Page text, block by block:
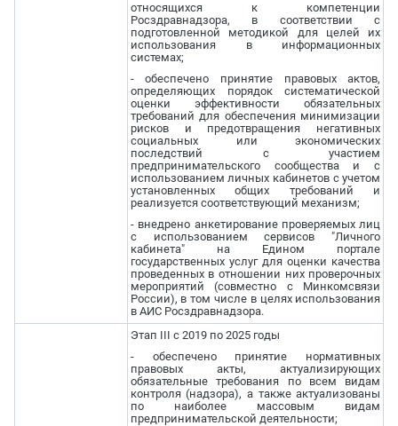
относящихся к компетенции
Росздравнадзора, в соответствии с
подготовленной методикой для целей их
использования в информационных
системах;
- обеспечено принятие правовых актов,
определяющих порядок систематической
оценки эффективности обязательных
требований для обеспечения минимизации
рисков и предотвращения негативных
социальных или экономических
последствий с участием
предпринимательского сообщества и с
использованием личных кабинетов с учетом
установленных общих требований и
реализуется соответствующий механизм;
- внедрено анкетирование проверяемых лиц
с использованием сервисов "Личного
кабинета" на Едином портале
государственных услуг для оценки качества
проведенных в отношении них проверочных
мероприятий (совместно с Минкомсвязи
России), в том числе в целях использования
в АИС Росздравнадзора.
Этап III с 2019 по 2025 годы
- обеспечено принятие нормативных
правовых акты, актуализирующих
обязательные требования по всем видам
контроля (надзора), а также актуализованы
по наиболее массовым видам
предпринимательской деятельности;